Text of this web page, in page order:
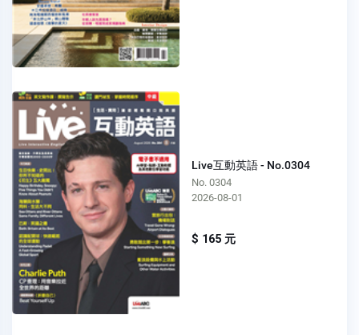
Live互動英語 - No.0304
No. 0304
2026-08-01
$ 165 元